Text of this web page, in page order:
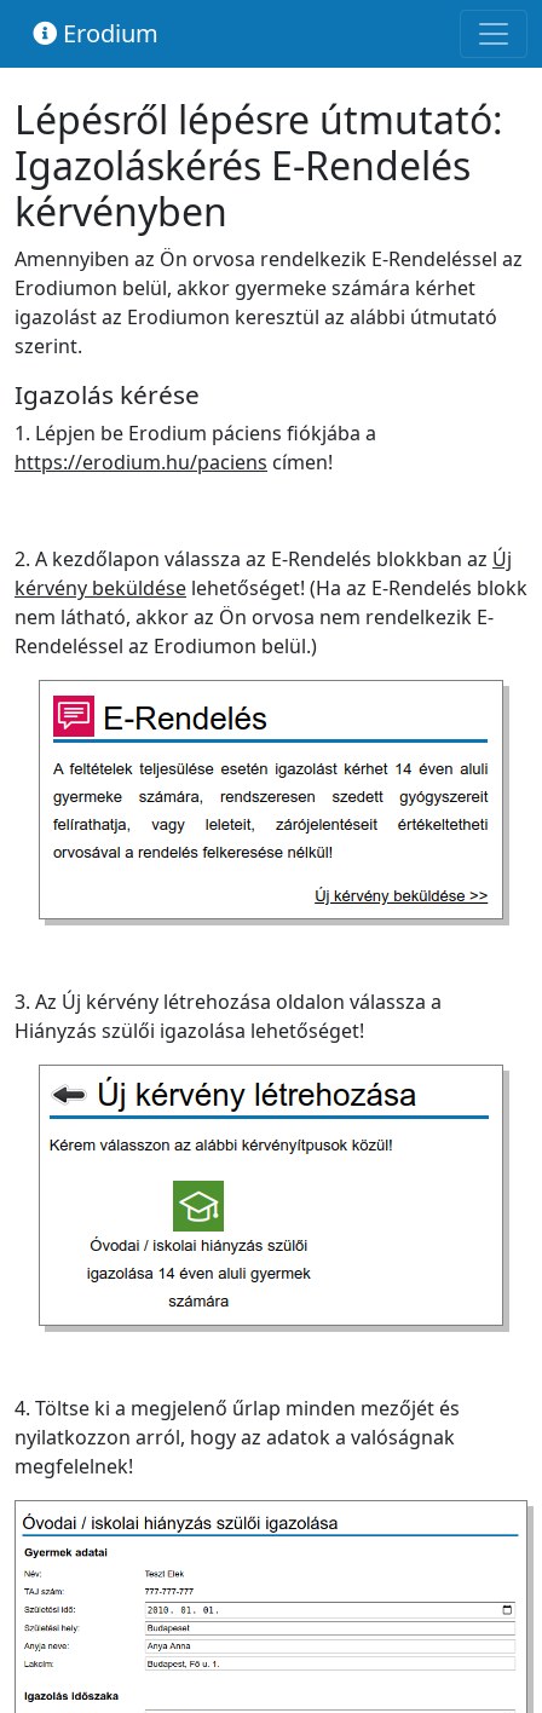
Erodium
Lépésről lépésre útmutató:
Igazoláskérés E-Rendelés
kérvényben
Amennyiben az Ön orvosa rendelkezik E-Rendeléssel az
Erodiumon belül, akkor gyermeke számára kérhet
igazolást az Erodiumon keresztül az alábbi útmutató
szerint.
Igazolás kérése
1. Lépjen be Erodium páciens fiókjába a
https://erodium.hu/paciens címen!
2. A kezdőlapon válassza az E-Rendelés blokkban az Új
kérvény beküldése lehetőséget! (Ha az E-Rendelés blokk
nem látható, akkor az Ön orvosa nem rendelkezik E-
Rendeléssel az Erodiumon belül.)
3. Az Új kérvény létrehozása oldalon válassza a
Hiányzás szülői igazolása lehetőséget!
4. Töltse ki a megjelenő űrlap minden mezőjét és
nyilatkozzon arról, hogy az adatok a valóságnak
megfelelnek!